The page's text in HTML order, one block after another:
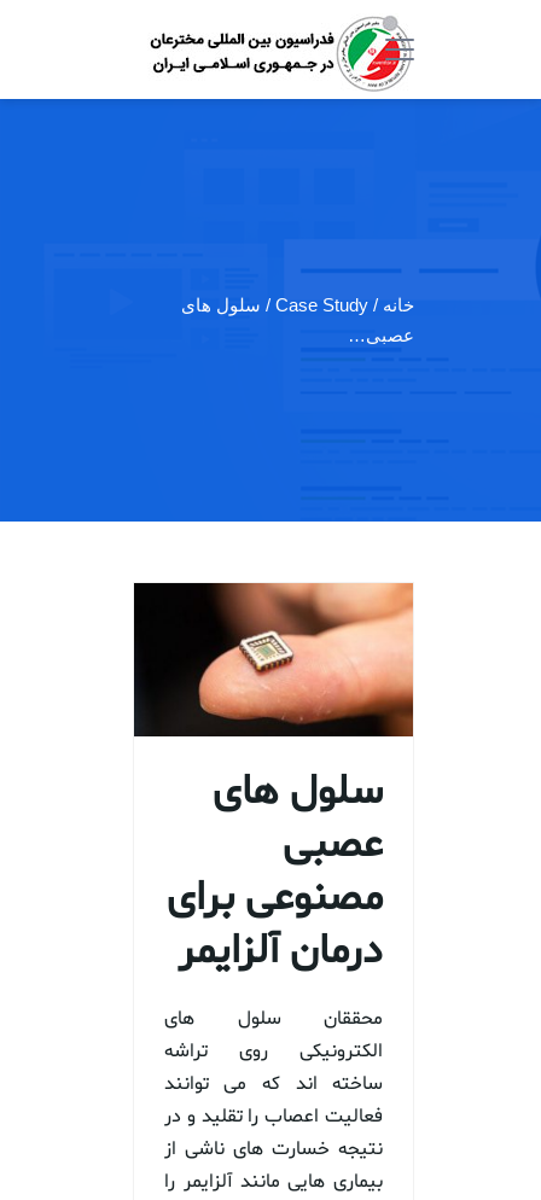
خانه
/ Case Study / سلول های
عصبی…
سلول های
عصبی
مصنوعی برای
درمان آلزایمر
محققان سلول های
الکترونیکی روی تراشه
ساخته اند که می توانند
فعالیت اعصاب را تقلید و در
نتیجه خسارت های ناشی از
بیماری هایی مانند آلزایمر را